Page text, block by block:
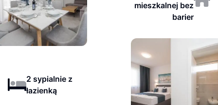
mieszkalnej bez
barier
2 sypialnie z
łazienką